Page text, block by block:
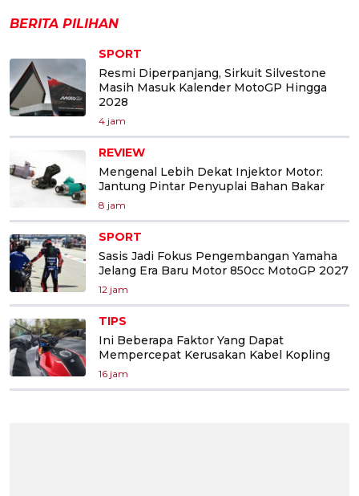
BERITA PILIHAN
SPORT
Resmi Diperpanjang, Sirkuit Silvestone
Masih Masuk Kalender MotoGP Hingga
2028
4 jam
REVIEW
Mengenal Lebih Dekat Injektor Motor:
Jantung Pintar Penyuplai Bahan Bakar
8 jam
SPORT
Sasis Jadi Fokus Pengembangan Yamaha
Jelang Era Baru Motor 850cc MotoGP 2027
12 jam
TIPS
Ini Beberapa Faktor Yang Dapat
Mempercepat Kerusakan Kabel Kopling
16 jam